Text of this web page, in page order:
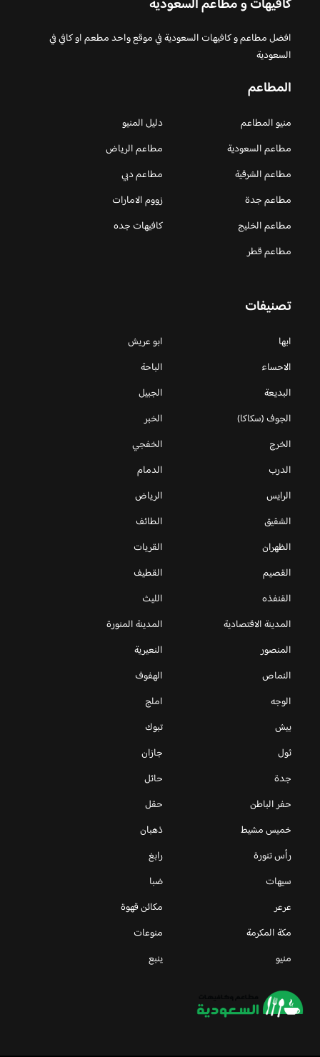
كافيهات و مطاعم السعودية
افضل مطاعم و كافيهات السعودية في موقع واحد مطعم او كافي في
السعودية
المطاعم
منيو المطاعم
دليل المنيو
مطاعم السعودية
مطاعم الرياض
مطاعم الشرقية
مطاعم دبي
مطاعم جدة
زووم الامارات
مطاعم الخليج
كافيهات جده
مطاعم قطر
تصنيفات
ابها
ابو عريش
الاحساء
الباحة
البديعة
الجبيل
الجوف (سكاكا)
الخبر
الخرج
الخفجي
الدرب
الدمام
الرايس
الرياض
الشقيق
الطائف
الظهران
القريات
القصيم
القطيف
القنفذه
الليث
المدينة الاقتصادية
المدينة المنورة
المنصور
النعيرية
النماص
الهفوف
الوجه
املج
بيش
تبوك
ثول
جازان
جدة
حائل
حفر الباطن
حقل
خميس مشيط
ذهبان
رأس تنورة
رابغ
سيهات
ضبا
عرعر
مكائن قهوة
مكة المكرمة
منوعات
منيو
ينبع